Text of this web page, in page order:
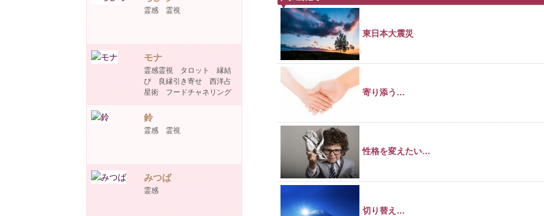
霊感 霊視
モナ
霊感霊視 タロット 縁結
び 良縁引き寄せ 西洋占
星術 フードチャネリング
鈴
霊感 霊視
みつば
霊感
東日本大震災
寄り添う…
性格を変えたい…
切り替え…